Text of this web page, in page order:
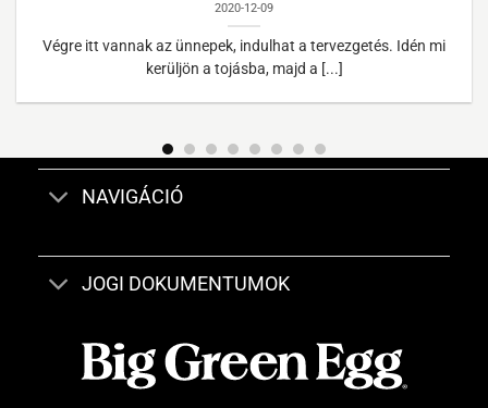
2020-12-09
Végre itt vannak az ünnepek, indulhat a tervezgetés. Idén mi
kerüljön a tojásba, majd a [...]
NAVIGÁCIÓ
JOGI DOKUMENTUMOK